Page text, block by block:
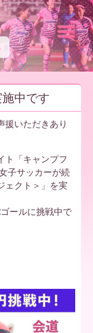
中です
援いただきあり
ト「キャンプフ
子サッカーが続
ェクト＞」を実
ールに挑戦中で